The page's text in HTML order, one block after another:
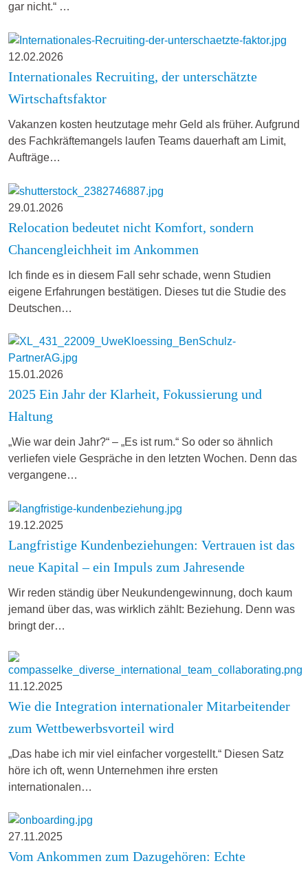
gar nicht.“ …
12.02.2026
Internationales Recruiting, der unterschätzte
Wirtschaftsfaktor
Vakanzen kosten heutzutage mehr Geld als früher. Aufgrund
des Fachkräftemangels laufen Teams dauerhaft am Limit,
Aufträge…
29.01.2026
Relocation bedeutet nicht Komfort, sondern
Chancengleichheit im Ankommen
Ich finde es in diesem Fall sehr schade, wenn Studien
eigene Erfahrungen bestätigen. Dieses tut die Studie des
Deutschen…
15.01.2026
2025 Ein Jahr der Klarheit, Fokussierung und
Haltung
„Wie war dein Jahr?“ – „Es ist rum.“ So oder so ähnlich
verliefen viele Gespräche in den letzten Wochen. Denn das
vergangene…
19.12.2025
Langfristige Kundenbeziehungen: Vertrauen ist das
neue Kapital – ein Impuls zum Jahresende
Wir reden ständig über Neukundengewinnung, doch kaum
jemand über das, was wirklich zählt: Beziehung. Denn was
bringt der…
11.12.2025
Wie die Integration internationaler Mitarbeitender
zum Wettbewerbsvorteil wird
„Das habe ich mir viel einfacher vorgestellt.“ Diesen Satz
höre ich oft, wenn Unternehmen ihre ersten
internationalen…
27.11.2025
Vom Ankommen zum Dazugehören: Echte